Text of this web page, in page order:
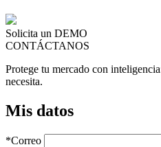
Solicita un DEMO
CONTÁCTANOS
Protege tu mercado con
necesita.
Mis datos
*Correo